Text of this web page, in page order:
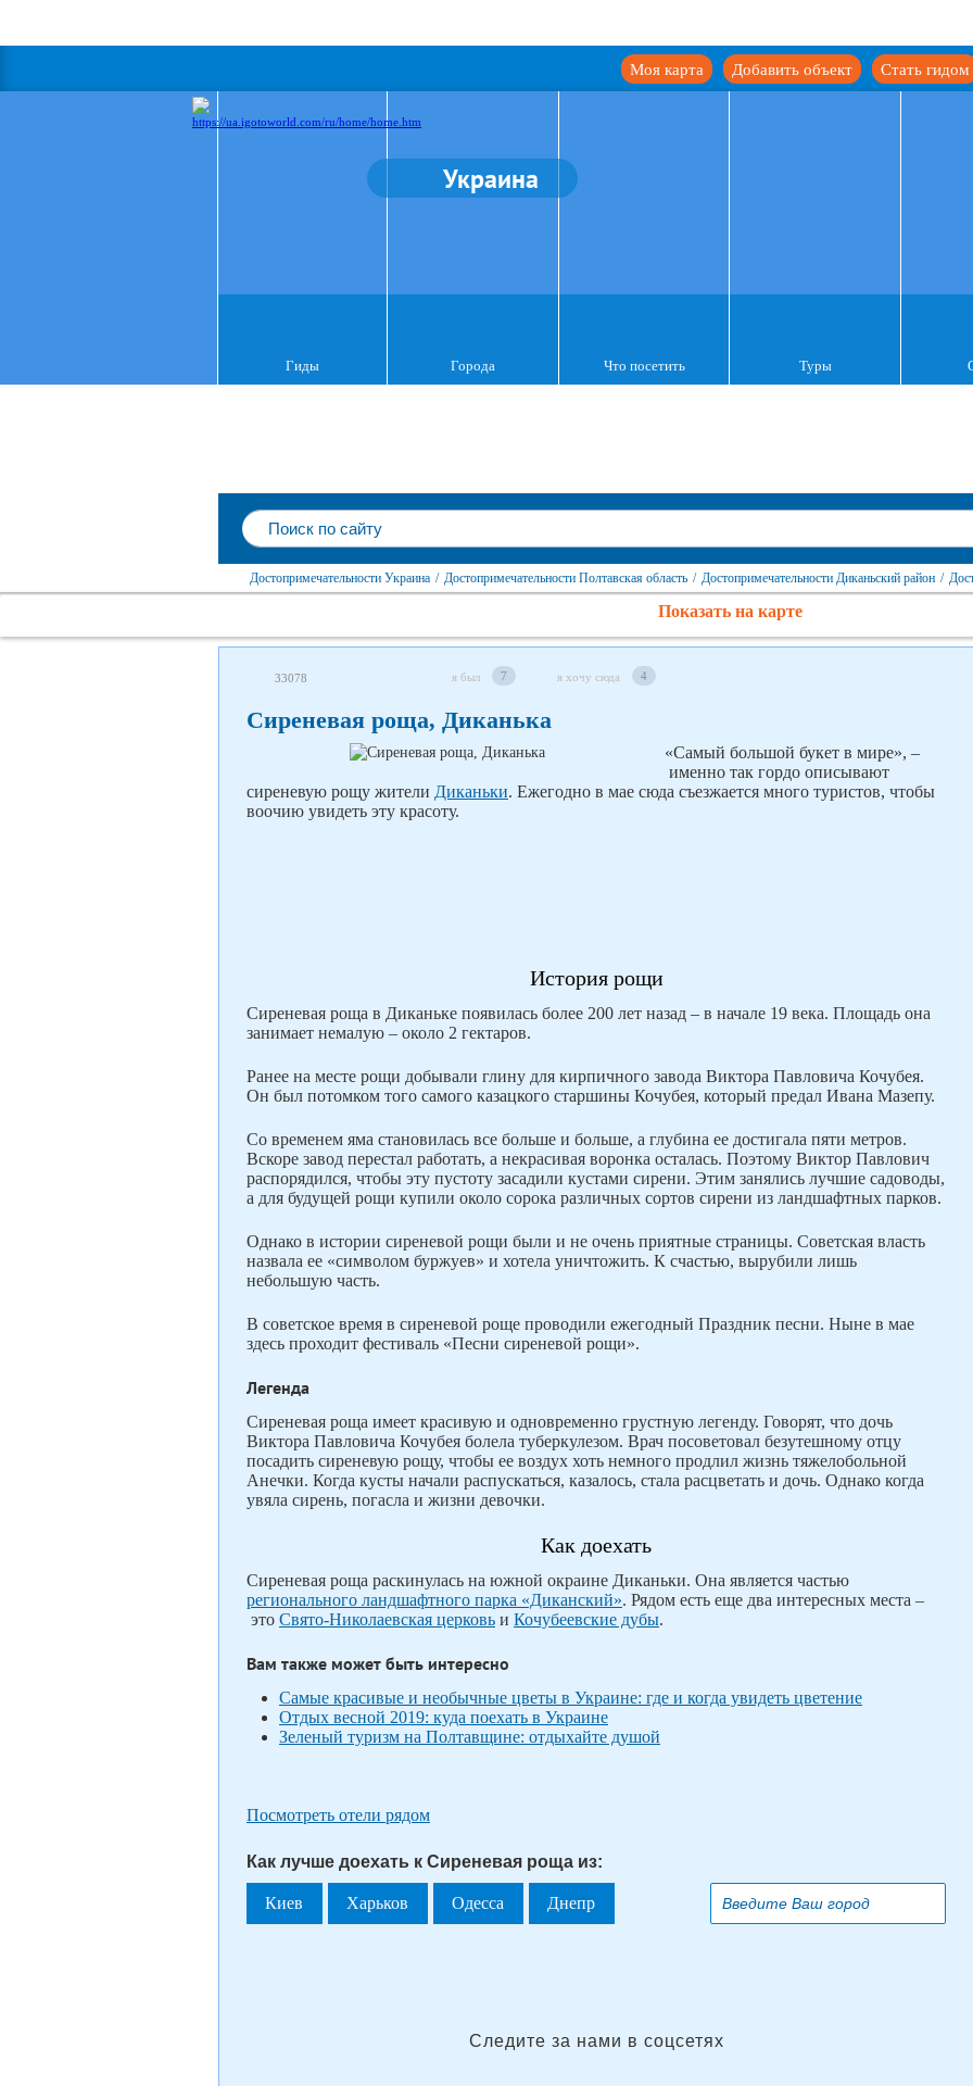
Стать гидом
Добавить объект
Моя карта
Украина
Гиды Города Что посетить Туры
Достопримечательности Украина / Достопримечательности Полтавская область / Достопримечательности Диканьский район /
Показать на карте
33078 я был 7 я хочу сюда 4
Сиреневая роща, Диканька
«Самый большой букет в мире», –
именно так гордо описывают
сиреневую рощу жители Диканьки. Ежегодно в мае сюда съезжается много туристов, чтобы
воочию увидеть эту красоту.
История рощи
Сиреневая роща в Диканьке появилась более 200 лет назад – в начале 19 века. Площадь она
занимает немалую – около 2 гектаров.
Ранее на месте рощи добывали глину для кирпичного завода Виктора Павловича Кочубея.
Он был потомком того самого казацкого старшины Кочубея, который предал Ивана Мазепу.
Со временем яма становилась все больше и больше, а глубина ее достигала пяти метров.
Вскоре завод перестал работать, а некрасивая воронка осталась. Поэтому Виктор Павлович
распорядился, чтобы эту пустоту засадили кустами сирени. Этим занялись лучшие садоводы,
а для будущей рощи купили около сорока различных сортов сирени из ландшафтных парков.
Однако в истории сиреневой рощи были и не очень приятные страницы. Советская власть
назвала ее «символом буржуев» и хотела уничтожить. К счастью, вырубили лишь
небольшую часть.
В советское время в сиреневой роще проводили ежегодный Праздник песни. Ныне в мае
здесь проходит фестиваль «Песни сиреневой рощи».
Легенда
Сиреневая роща имеет красивую и одновременно грустную легенду. Говорят, что дочь
Виктора Павловича Кочубея болела туберкулезом. Врач посоветовал безутешному отцу
посадить сиреневую рощу, чтобы ее воздух хоть немного продлил жизнь тяжелобольной
Анечки. Когда кусты начали распускаться, казалось, стала расцветать и дочь. Однако когда
увяла сирень, погасла и жизни девочки.
Как доехать
Сиреневая роща раскинулась на южной окраине Диканьки. Она является частью
регионального ландшафтного парка «Диканский». Рядом есть еще два интересных места –
это Свято-Николаевская церковь и Кочубеевские дубы.
Вам также может быть интересно
Самые красивые и необычные цветы в Украине: где и когда увидеть цветение
Отдых весной 2019: куда поехать в Украине
Зеленый туризм на Полтавщине: отдыхайте душой
Посмотреть отели рядом
Как лучше доехать к Сиреневая роща из:
Киев Харьков Одесса Днепр
Следите за нами в соцсетях